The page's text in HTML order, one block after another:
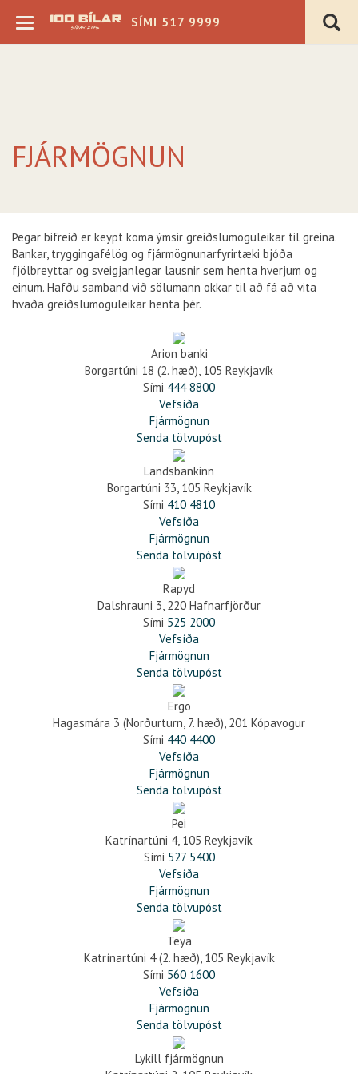
SÍMI 517 9999
Árgerð
Akstur þ.km.
Sjálfskipting
Beinskipting
Bensín
Dísel
Hybrid
Plug-in Hybrid
FJÁRMÖGNUN
Þegar bifreið er keypt koma ýmsir greiðslumöguleikar til greina.
Bankar, tryggingafélög og fjármögnunarfyrirtæki bjóða
fjölbreyttar og sveigjanlegar lausnir sem henta hverjum og
einum. Hafðu samband við sölumann okkar til að fá að vita
hvaða greiðslumöguleikar henta þér.
Arion banki
Borgartúni 18 (2. hæð), 105 Reykjavík
Sími 444 8800
Vefsíða
Fjármögnun
Senda tölvupóst
Landsbankinn
Borgartúni 33, 105 Reykjavík
Sími 410 4810
Vefsíða
Fjármögnun
Senda tölvupóst
Rapyd
Dalshrauni 3, 220 Hafnarfjörður
Sími 525 2000
Vefsíða
Fjármögnun
Senda tölvupóst
Ergo
Hagasmára 3 (Norðurturn, 7. hæð), 201 Kópavogur
Sími 440 4400
Vefsíða
Fjármögnun
Senda tölvupóst
Pei
Katrínartúni 4, 105 Reykjavík
Sími 527 5400
Vefsíða
Fjármögnun
Senda tölvupóst
Teya
Katrínartúni 4 (2. hæð), 105 Reykjavík
Sími 560 1600
Vefsíða
Fjármögnun
Senda tölvupóst
Lykill fjármögnun